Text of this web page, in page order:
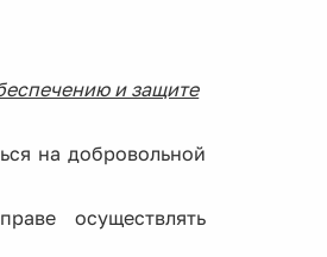
и защите
на добровольной
осуществлять